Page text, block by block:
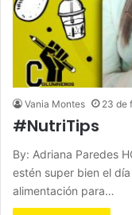
Vania Montes 23 de
#NutriTips
By: Adriana Paredes
estén super bien el
alimentación para…